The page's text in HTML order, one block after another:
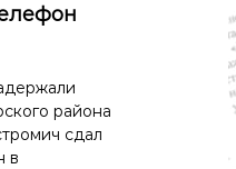
района
сдал
в